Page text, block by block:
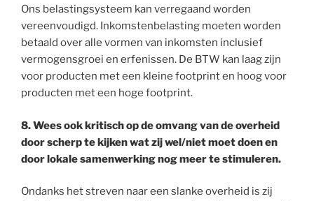
Ons belastingsysteem kan verregaand worden
vereenvoudigd. Inkomstenbelasting moeten worden
betaald over alle vormen van inkomsten inclusief
vermogensgroei en erfenissen. De BTW kan laag zijn
voor producten met een kleine footprint en hoog voor
producten met een hoge footprint.
8. Wees ook kritisch op de omvang van de overheid
door scherp te kijken wat zij wel/niet moet doen en
door lokale samenwerking nog meer te stimuleren.
Ondanks het streven naar een slanke overheid is zij